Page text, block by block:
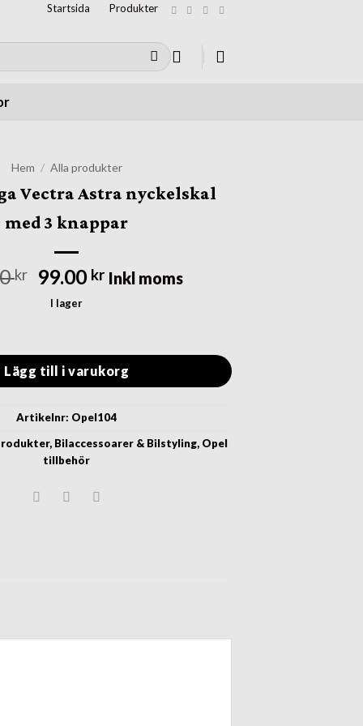
Startsida Produkter
Hem / Alla produkter
Vectra Astra nyckelskal
med 3 knappar
kr
Det
ursprungliga
priset
299.00 kr.
99.00 krDet
99.00 kr.
Inkl moms
I lager
Lägg till i varukorg
Artikelnr: Opel104
, Bilaccessoarer & Bilstyling, Opel
tillbehör